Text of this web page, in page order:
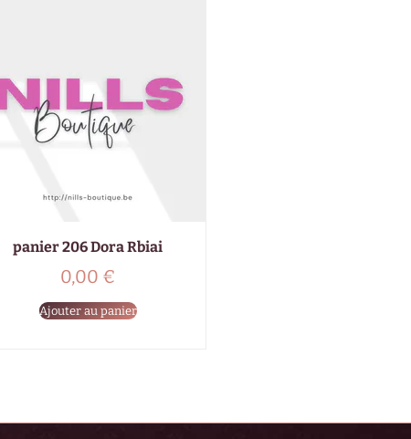
panier 206 Dora Rbiai
0,00 €
Ajouter au panier